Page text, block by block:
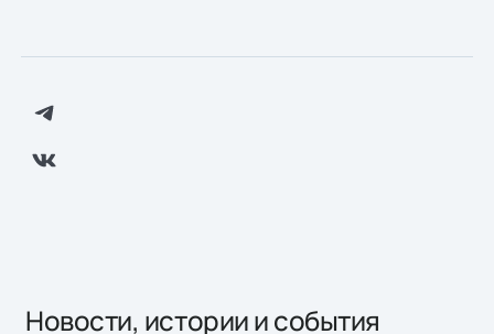
Новости, истории и события